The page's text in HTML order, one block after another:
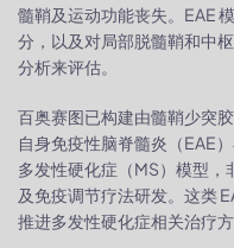
髓鞘及运动功能丧失。EAE
分，以及对局部脱髓鞘和中
分析来评估。
百奥赛图已构建由髓鞘少突
自身免疫性脑脊髓炎（EAE
多发性硬化症（MS）模型
及免疫调节疗法研发。这类
推进多发性硬化症相关治疗